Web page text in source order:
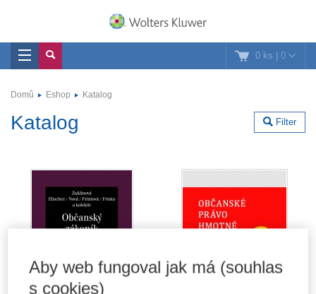
0 ks | 0
Domů Eshop Katalog
Filter
Katalog
Aby web fungoval jak má (souhlas
s cookies)